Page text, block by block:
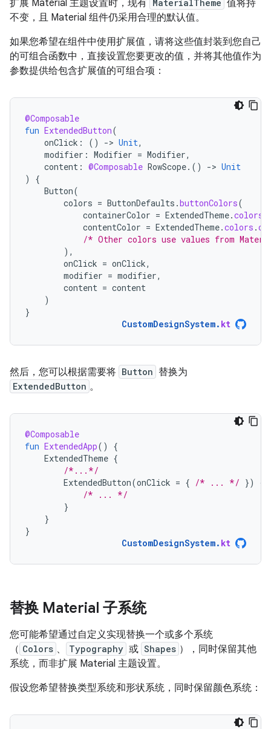
扩展 Material 主题设置时，现有 MaterialTheme 值将持
不变，且 Material 组件仍采用合理的默认值。
如果您希望在组件中使用扩展值，请将这些值封装到您自己
的可组合函数中，直接设置您要更改的值，并将其他值作为
参数提供给包含扩展值的可组合项：
@Composable
fun ExtendedButton(
onClick : () -> Unit,
modifier : Modifier = Modifier,
content : @Composable RowScope.() -> Unit
)
{
Button(
colors = ButtonDefaults .buttonColors(
containerColor = ExtendedTheme.colors
contentColor = ExtendedTheme.colors .
/* Other colors use values from
),
onClick = onClick,
modifier = modifier,
content = content
)
}
CustomDesignSystem. kt
然后，您可以根据需要将 Button 替换为
ExtendedButton 。
@Composable
fun ExtendedApp()
{
ExtendedTheme {
/*...*/
ExtendedButton(onClick = { /* ... */ })
{
/* ... */
}
}
}
CustomDesignSystem. kt
替换 Material 子系统
您可能希望通过自定义实现替换一个或多个系统
（ Colors 、 Typography 或 Shapes ），同时保留其他
系统，而非扩展 Material 主题设置。
假设您希望替换类型系统和形状系统，同时保留颜色系统：